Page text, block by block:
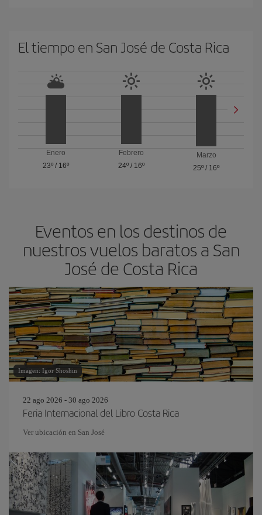
El tiempo en San José de Costa Rica
Enero
23º/ 16º
Febrero
24º/ 16º
Marzo
25º / 16º
Eventos en los destinos de
nuestros vuelos baratos a San
José de Costa Rica
Imagen: Igor Shoshin
22 ago 2026 - 30 ago 2026
Feria Internacional del Libro Costa Rica
Ver ubicación en San José